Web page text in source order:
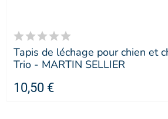
Tapis de léchage pour chien et
Trio - MARTIN SELLIER
10,50 €